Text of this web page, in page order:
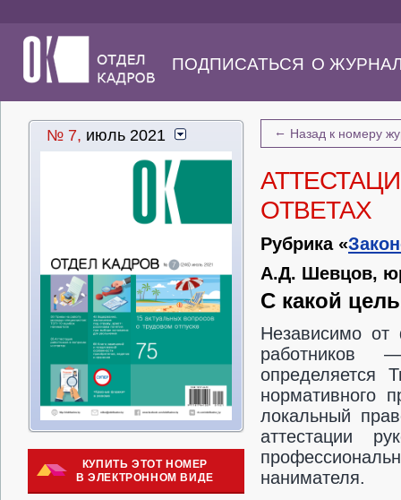
ПОДПИСАТЬСЯ О
№ 7, июль 2021
КУПИТЬ ЭТОТ НОМЕР
В ЭЛЕКТРОННОМ ВИДЕ
← Назад к номеру
ОТВЕТАХ
Рубрика «
А.Д. Шевцов,
С какой
Независимо от
работников
определяется
нормативного
локальный
аттестации
нанимателя.